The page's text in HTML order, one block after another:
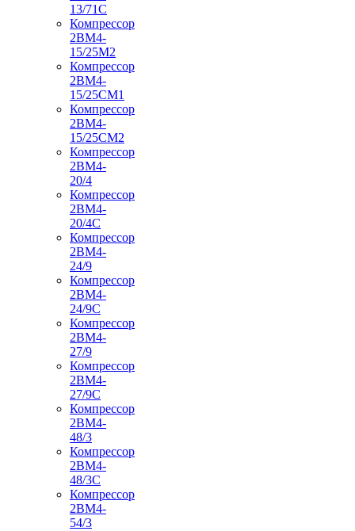
13/71С
Компрессор
2ВМ4-
15/25М2
Компрессор
2ВМ4-
15/25СМ1
Компрессор
2ВМ4-
15/25СМ2
Компрессор
2ВМ4-
20/4
Компрессор
2ВМ4-
20/4С
Компрессор
2ВМ4-
24/9
Компрессор
2ВМ4-
24/9С
Компрессор
2ВМ4-
27/9
Компрессор
2ВМ4-
27/9С
Компрессор
2ВМ4-
48/3
Компрессор
2ВМ4-
48/3С
Компрессор
2ВМ4-
54/3